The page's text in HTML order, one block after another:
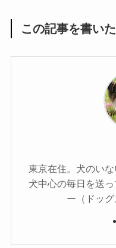
この記事を書い
東京在住。犬のい
犬中心の毎日を送
ー（ドッグ